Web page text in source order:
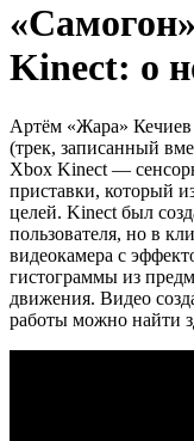
Kinect: о
Артём «Жара»
(трек, записанный
Хbox Kinect —
приставки, который
целей. Kinect был
пользователя, но в
видеокамера с
гистограммы из
движения. Видео
работы можно найти